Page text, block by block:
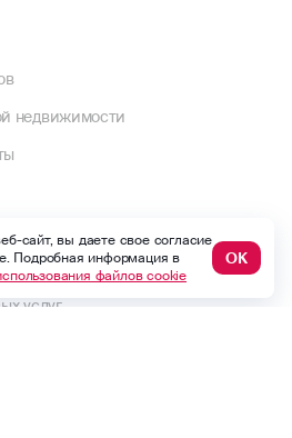
недвижимости
услуг
сайт, вы даете свое согласие
Подробная информация в
файлов cookie
ОК